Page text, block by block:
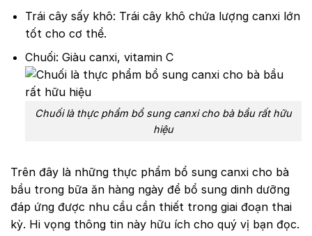
Trái cây sấy khô: Trái cây khô chứa lượng canxi lớn
tốt cho cơ thể.
Chuối: Giàu canxi, vitamin C
Chuối là thực phẩm bổ sung canxi cho bà bầu rất hữu
hiệu
Trên đây là những thực phẩm bổ sung canxi cho bà
bầu trong bữa ăn hàng ngày để bổ sung dinh dưỡng
đáp ứng được nhu cầu cần thiết trong giai đoạn thai
kỳ. Hi vọng thông tin này hữu ích cho quý vị bạn đọc.